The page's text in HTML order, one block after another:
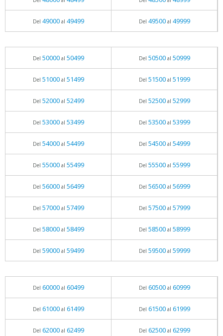
Del 49000al 49499 Del 49500al 49999
Del 50000al 50499 Del 50500al 50999
Del 51000al 51499 Del 51500al 51999
Del 52000al 52499 Del 52500al 52999
Del 53000al 53499 Del 53500al 53999
Del 54000al 54499 Del 54500al 54999
Del 55000al 55499 Del 55500al 55999
Del 56000al 56499 Del 56500al 56999
Del 57000al 57499 Del 57500al 57999
Del 58000al 58499 Del 58500al 58999
Del 59000al 59499 Del 59500al 59999
Del 60000al 60499 Del 60500al 60999
Del 61000al 61499 Del 61500al 61999
Del 62000al 62499 Del 62500al 62999